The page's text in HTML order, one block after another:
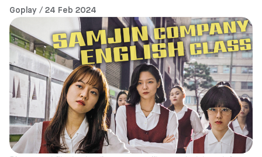
Goplay / 24 Feb 2024